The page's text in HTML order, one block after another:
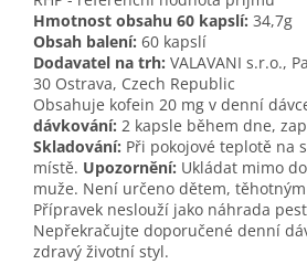
Hmotnost obsahu 60 kapslí: 34,7g
Obsah balení: 60 kapslí
Dodavatel na trh: VALAVANI s.r.o.,
30 Ostrava, Czech Republic
Obsahuje kofein 20 mg v denní
dávkování: 2 kapsle během dne,
Skladování: Při pokojové teplotě na
místě. Upozornění: Ukládat mimo
muže. Není určeno dětem,
Přípravek neslouží jako náhrada
Nepřekračujte doporučené denní
zdravý životní styl.